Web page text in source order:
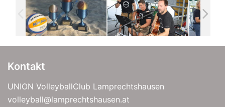
Kontakt
UNION VolleyballClub Lamprechtshausen
volleyball@lamprechtshausen.at